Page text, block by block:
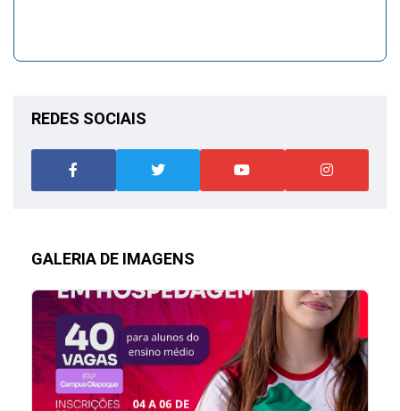
REDES SOCIAIS
GALERIA DE IMAGENS